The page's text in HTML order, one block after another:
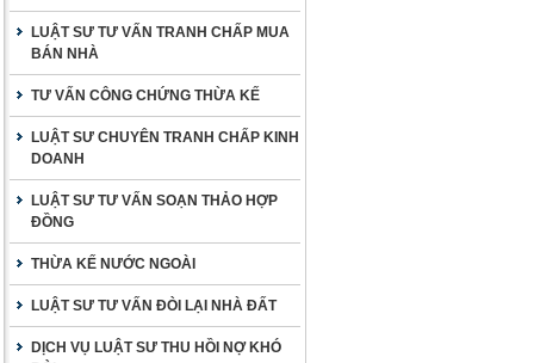
LUẬT SƯ TƯ VẤN TRANH CHẤP MUA
BÁN NHÀ
TƯ VẤN CÔNG CHỨNG THỪA KẾ
LUẬT SƯ CHUYÊN TRANH CHẤP KINH
DOANH
LUẬT SƯ TƯ VẤN SOẠN THẢO HỢP
ĐỒNG
THỪA KẾ NƯỚC NGOÀI
LUẬT SƯ TƯ VẤN ĐÒI LẠI NHÀ ĐẤT
DỊCH VỤ LUẬT SƯ THU HỒI NỢ KHÓ